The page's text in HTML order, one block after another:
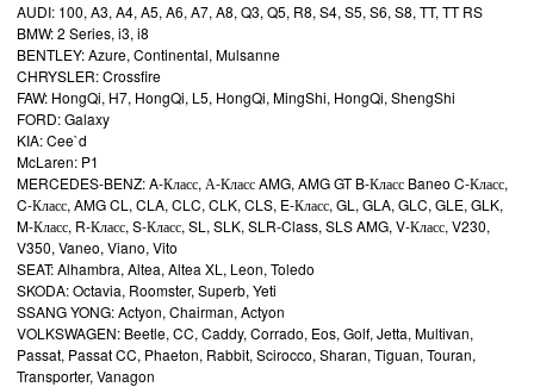
AUDI: 100, A3, A4, A5, A6, A7, A8, Q3, Q5, R8, S4, S5, S6, S8, TT, TT RS
BMW: 2 Series, i3, i8
BENTLEY: Azure, Continental, Mulsanne
CHRYSLER: Crossfire
FAW: HongQi, H7, HongQi, L5, HongQi, MingShi, HongQi, ShengShi
FORD: Galaxy
KIA: Cee`d
McLaren: P1
MERCEDES-BENZ: A-Класс, А-Класс AMG, AMG GT B-Класс Baneo C-Класс,
C-Класс, AMG CL, CLA, CLC, CLK, CLS, E-Класс, GL, GLA, GLC, GLE, GLK,
M-Класс, R-Класс, S-Класс, SL, SLK, SLR-Class, SLS AMG, V-Класс, V230,
V350, Vaneo, Viano, Vito
SEAT: Alhambra, Altea, Altea XL, Leon, Toledo
SKODA: Octavia, Roomster, Superb, Yeti
SSANG YONG: Actyon, Chairman, Actyon
VOLKSWAGEN: Beetle, CC, Caddy, Corrado, Eos, Golf, Jetta, Multivan,
Passat, Passat CC, Phaeton, Rabbit, Scirocco, Sharan, Tiguan, Touran,
Transporter, Vanagon